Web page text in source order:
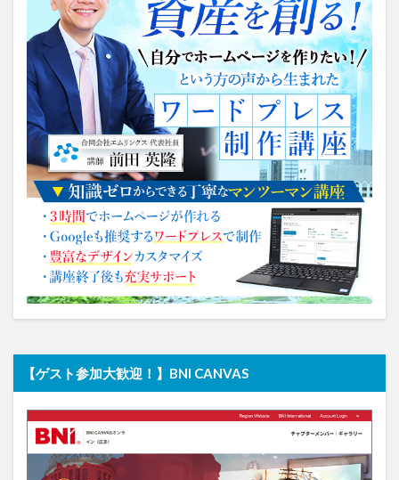
【ゲスト参加大歓迎！】BNI CANVAS